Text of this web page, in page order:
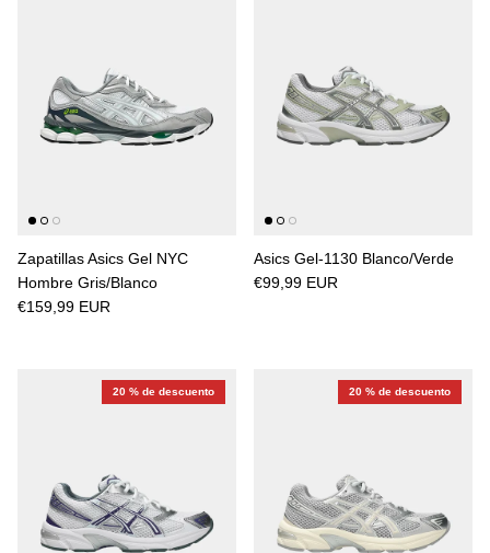
Zapatillas Asics Gel NYC
Hombre Gris/Blanco
€159,99 EUR
Asics Gel-1130 Blanco/Verde
€99,99 EUR
20 % de descuento 20 % de descuento